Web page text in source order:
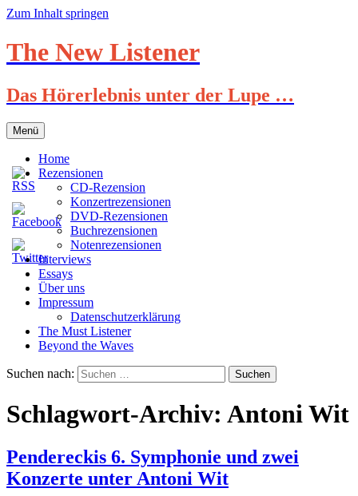
Zum Inhalt springen
The New Listener
Das Hörerlebnis unter der Lupe …
Menü
Home
Rezensionen
CD-Rezension
Konzertrezensionen
DVD-Rezensionen
Buchrezensionen
Notenrezensionen
Interviews
Essays
Über uns
Impressum
Datenschutzerklärung
The Must Listener
Beyond the Waves
Suchen nach:
Schlagwort-Archiv: Antoni Wit
Pendereckis 6. Symphonie und zwei
Konzerte unter Antoni Wit